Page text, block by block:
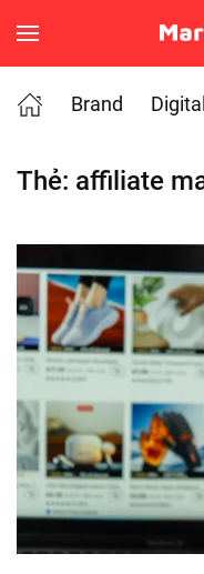
Skip to main
Brand
Digital
Thẻ: affiliate